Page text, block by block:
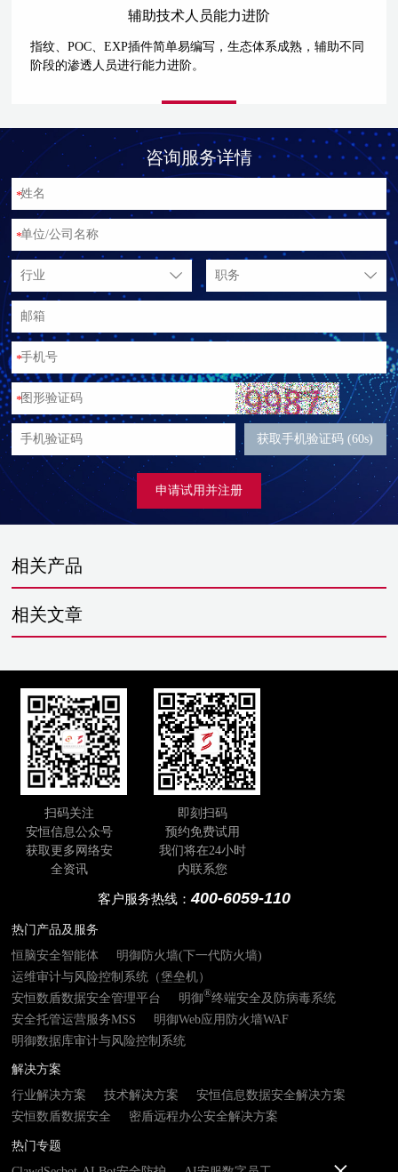
辅助技术人员能力进阶
指纹、POC、EXP插件简单易编写，生态体系成熟，辅助不同
阶段的渗透人员进行能力进阶。
咨询服务详情
*
*
行业 职务
*
*
获取手机验证码 (60s)
申请试用并注册
相关产品
相关文章
扫码关注
安恒信息公众号
获取更多网络安
全资讯
即刻扫码
预约免费试用
我们将在24小时
内联系您
客户服务热线：400-6059-110
热门产品及服务
恒脑安全智能体
明御防火墙(下一代防火墙)
运维审计与风险控制系统（堡垒机）
安恒数盾数据安全管理平台
明御®终端安全及防病毒系统
安全托管运营服务MSS
明御Web应用防火墙WAF
明御数据库审计与风险控制系统
解决方案
行业解决方案
技术解决方案
安恒信息数据安全解决方案
安恒数盾数据安全
密盾远程办公安全解决方案
热门专题